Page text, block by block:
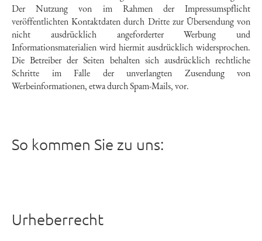
Der Nutzung von im Rahmen der Impressumspflicht
veröffentlichten Kontaktdaten durch Dritte zur Übersendung von
nicht ausdrücklich angeforderter Werbung und
Informationsmaterialien wird hiermit ausdrücklich widersprochen.
Die Betreiber der Seiten behalten sich ausdrücklich rechtliche
Schritte im Falle der unverlangten Zusendung von
Werbeinformationen, etwa durch Spam-Mails, vor.
So kommen Sie zu uns:
Urheberrecht